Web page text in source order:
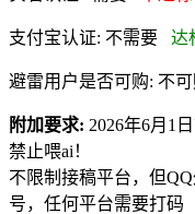
支付宝认证: 不需要 达
避雷用户是否可购: 不
附加要求: 2026年6月1
禁止喂ai！
不限制接稿平台，但
号，任何平台需要打码